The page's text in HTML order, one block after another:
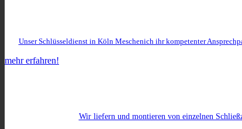
Unser Schlüsseldienst in Köln Meschenich ihr kompetenter
mehr erfahren!
Wir liefern und montieren von einzelnen